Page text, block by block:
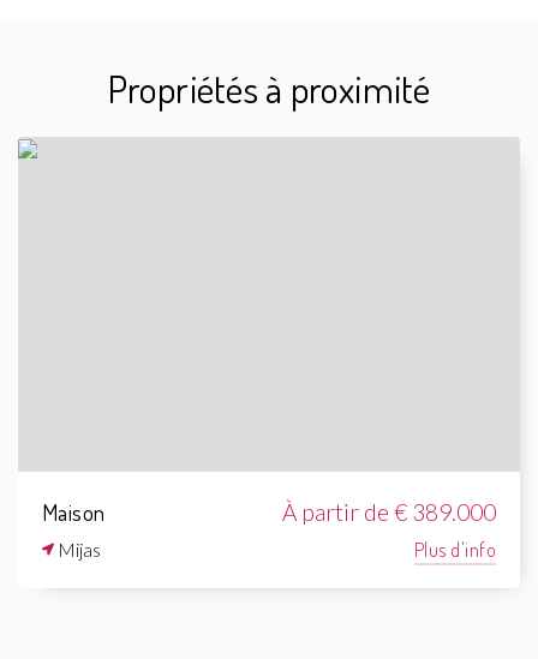
Propriétés à proximité
Maison À partir de € 389.000
Mijas Plus d'info